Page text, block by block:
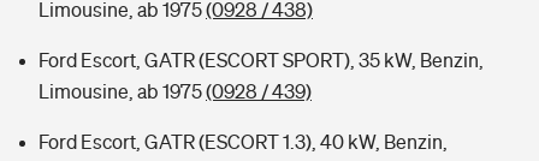
Limousine, ab 1975(0928 / 438)
Ford Escort, GATR (ESCORT SPORT), 35 kW, Benzin,
Limousine, ab 1975(0928 / 439)
Ford Escort, GATR (ESCORT 1.3), 40 kW, Benzin,